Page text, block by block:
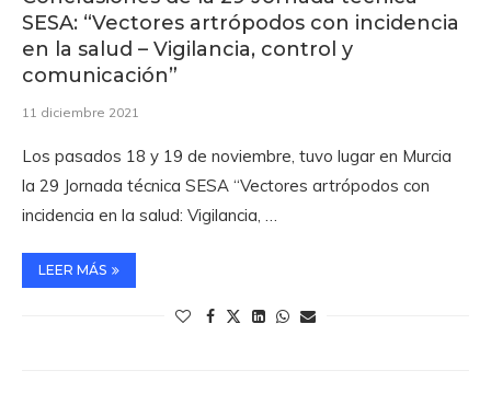
SESA: “Vectores artrópodos con incidencia
en la salud – Vigilancia, control y
comunicación”
11 diciembre 2021
Los pasados 18 y 19 de noviembre, tuvo lugar en Murcia
la 29 Jornada técnica SESA “Vectores artrópodos con
incidencia en la salud: Vigilancia, …
LEER MÁS